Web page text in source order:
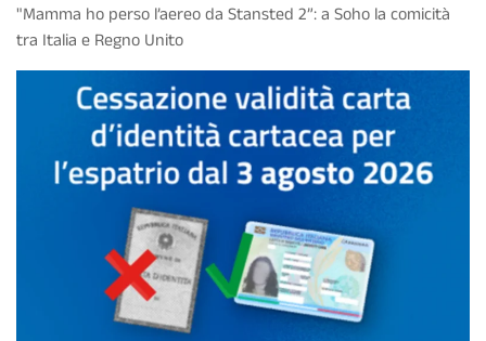
"Mamma ho perso l’aereo da Stansted 2”: a Soho la comicità
tra Italia e Regno Unito